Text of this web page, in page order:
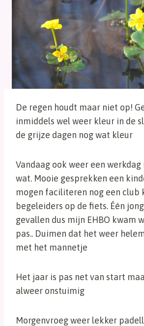
De regen houdt maar niet op!
inmiddels wel weer kleur in de
de grijze dagen nog wat kleur
Vandaag ook weer een
wat. Mooie gesprekken een
mogen faciliteren nog een club
begeleiders op de fiets. Één
gevallen dus mijn EHBO kwam
pas.. Duimen dat het weer
met het mannetje
Het jaar is pas net van start
alweer onstuimig
Morgenvroeg weer lekker